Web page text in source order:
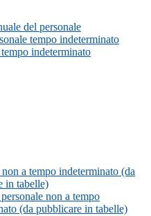
del personale
tempo indeterminato
indeterminato
non a tempo indeterminato (da
in tabelle)
non a tempo
(da pubblicare in tabelle)